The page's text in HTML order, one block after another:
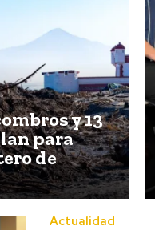
y 13
para
de
Actualidad